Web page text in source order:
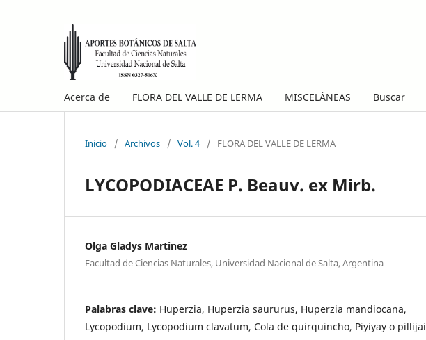
Acerca de FLORA DEL VALLE DE LERMA MISCELÁNEAS Buscar
Inicio / Archivos / Vol. 4 / FLORA DEL VALLE DE LERMA
LYCOPODIACEAE P. Beauv. ex Mirb.
Olga Gladys Martinez
Facultad de Ciencias Naturales, Universidad Nacional de Salta, Argentina
Palabras clave: Huperzia, Huperzia saururus, Huperzia mandiocana,
Lycopodium, Lycopodium clavatum, Cola de quirquincho, Piyiyay o pillijai